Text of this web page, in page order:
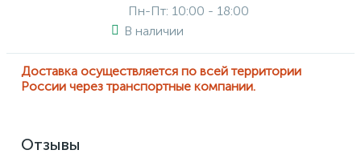
Пн-Пт: 10:00 - 18:00
В наличии
Доставка осуществляется по всей территории
России через транспортные компании.
Отзывы